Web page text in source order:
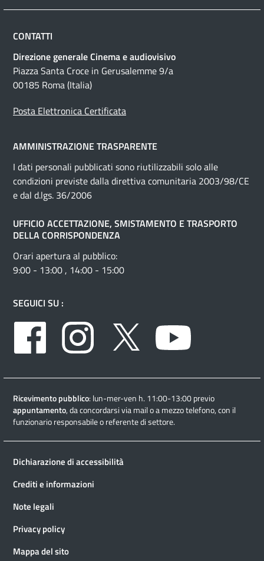
CONTATTI
Direzione generale Cinema e audiovisivo
Piazza Santa Croce in Gerusalemme 9/a
00185 Roma (Italia)
Posta Elettronica Certificata
AMMINISTRAZIONE TRASPARENTE
I dati personali pubblicati sono riutilizzabili solo alle
condizioni previste dalla direttiva comunitaria 2003/98/CE
e dal d.lgs. 36/2006
UFFICIO ACCETTAZIONE, SMISTAMENTO E TRASPORTO
DELLA CORRISPONDENZA
Orari apertura al pubblico:
9:00 - 13:00 , 14:00 - 15:00
SEGUICI SU :
Facebook
Instagram Twitter
Ricevimento pubblico: lun-mer-ven h. 11:00-13:00 previo
appuntamento, da concordarsi via mail o a mezzo telefono, con il
funzionario responsabile o referente di settore.
Dichiarazione di accessibilità
Crediti e informazioni
Note legali
Privacy policy
Mappa del sito